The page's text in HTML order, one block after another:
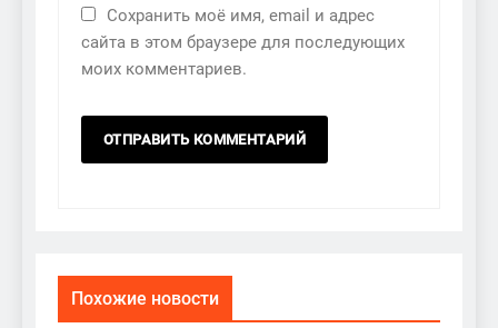
Сохранить моё имя, email и адрес
сайта в этом браузере для последующих
моих комментариев.
Похожие новости